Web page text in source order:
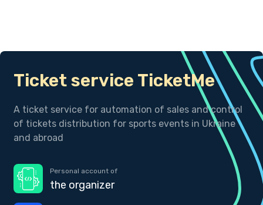
Ticket service TicketMe
A ticket service for automation of sales and control
of tickets distribution for sports events in Ukraine
and abroad
Personal account of
the organizer